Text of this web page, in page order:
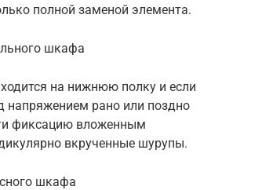
полной заменой элемента.
шкафа
на нижнюю полку и если
напряжением рано или поздно
фиксацию вложенным
вкрученные шурупы.
шкафа